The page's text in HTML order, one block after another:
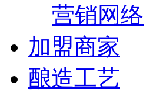
营销网络
加盟商家
酿造工艺